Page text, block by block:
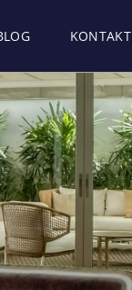
KONTAKT